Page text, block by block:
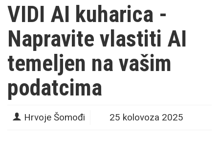
VIDI AI kuharica -
Napravite vlastiti AI
temeljen na vašim
podatcima
Hrvoje Šomođi 25 kolovoza 2025